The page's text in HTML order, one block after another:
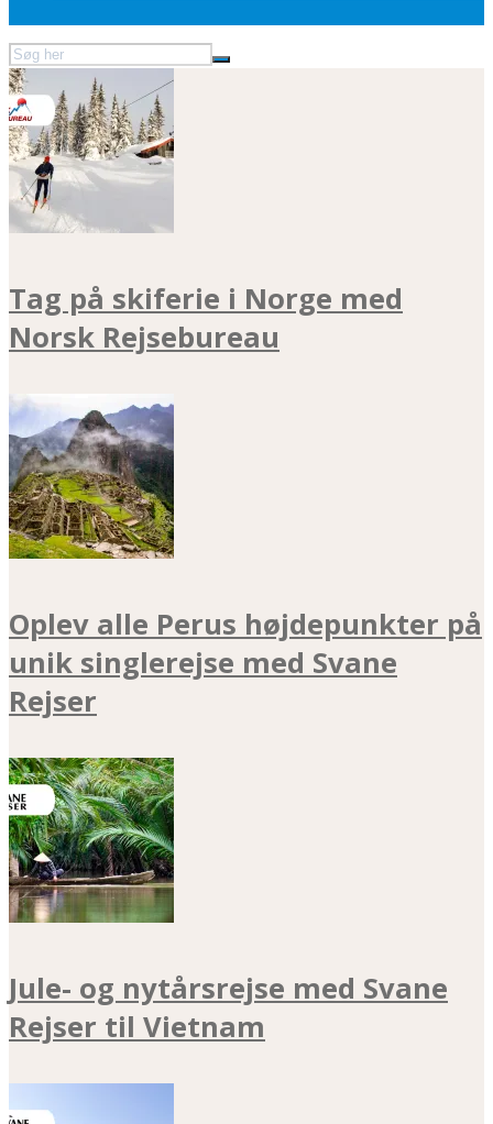
Tag på skiferie i Norge med
Norsk Rejsebureau
Oplev alle Perus højdepunkter på
unik singlerejse med Svane
Rejser
Jule- og nytårsrejse med Svane
Rejser til Vietnam